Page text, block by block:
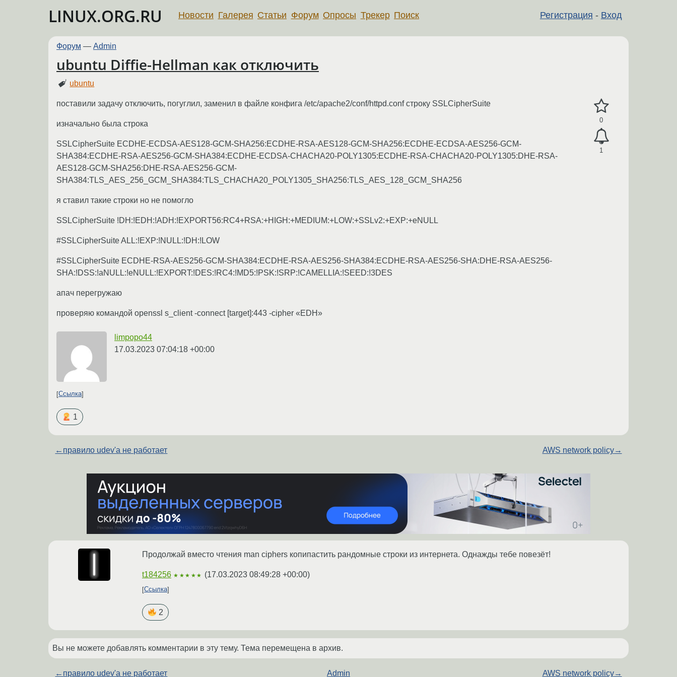
LINUX.ORG.RU Регистрация - Вход
Новости Галерея Статьи Форум Опросы Трекер Поиск
Форум — Admin
ubuntu Diffie-Hellman как отключить
ubuntu
0
1
поставили задачу отключить, погуглил, заменил в файле конфига /etc/apache2/conf/httpd.conf строку SSLCipherSuite
изначально была строка
SSLCipherSuite ECDHE-ECDSA-AES128-GCM-SHA256:ECDHE-RSA-AES128-GCM-SHA256:ECDHE-ECDSA-AES256-GCM-
SHA384:ECDHE-RSA-AES256-GCM-SHA384:ECDHE-ECDSA-CHACHA20-POLY1305:ECDHE-RSA-CHACHA20-POLY1305:DHE-RSA-
AES128-GCM-SHA256:DHE-RSA-AES256-GCM-
SHA384:TLS_AES_256_GCM_SHA384:TLS_CHACHA20_POLY1305_SHA256:TLS_AES_128_GCM_SHA256
я ставил такие строки но не помогло
SSLCipherSuite !DH:!EDH:!ADH:!EXPORT56:RC4+RSA:+HIGH:+MEDIUM:+LOW:+SSLv2:+EXP:+eNULL
#SSLCipherSuite ALL:!EXP:!NULL:!DH:!LOW
#SSLCipherSuite ECDHE-RSA-AES256-GCM-SHA384:ECDHE-RSA-AES256-SHA384:ECDHE-RSA-AES256-SHA:DHE-RSA-AES256-
SHA:!DSS:!aNULL:!eNULL:!EXPORT:!DES:!RC4:!MD5:!PSK:!SRP:!CAMELLIA:!SEED:!3DES
апач перегружаю
проверяю командой openssl s_client -connect [target]:443 -cipher «EDH»
limpopo44
17.03.2023 07:04:18 +00:00
Ссылка
1
← правило udev'a не работает AWS network policy→
Продолжай вместо чтения man ciphers копипастить рандомные строки из интернета. Однажды тебе повезёт!
t184256 ★★★★★ (17.03.2023 08:49:28 +00:00)
Ссылка
2
Вы не можете добавлять комментарии в эту тему. Тема перемещена в архив.
← правило udev'a не работает Admin AWS network policy→